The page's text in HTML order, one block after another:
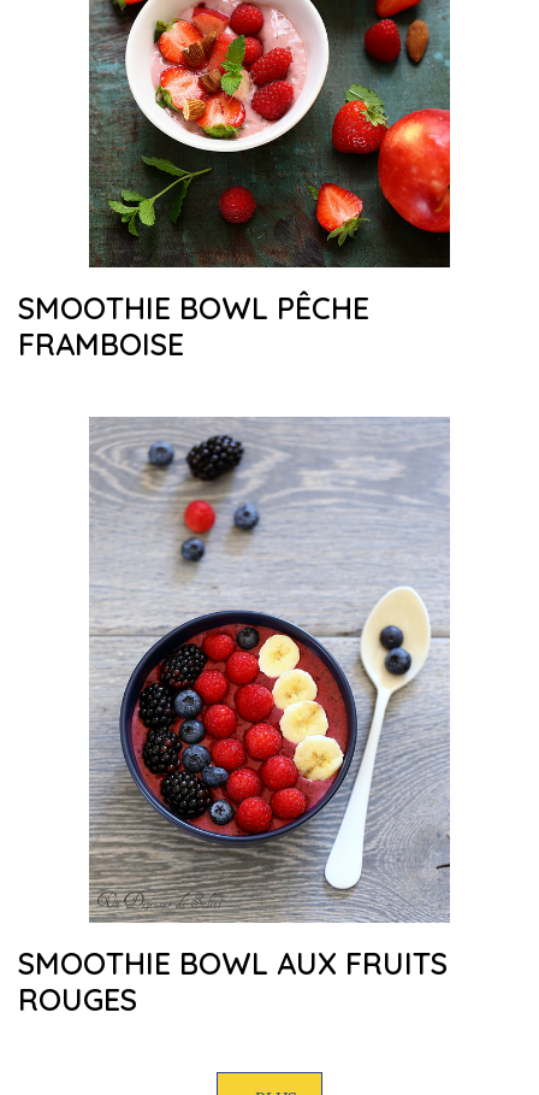
SMOOTHIE BOWL PÊCHE
FRAMBOISE
SMOOTHIE BOWL AUX FRUITS
ROUGES